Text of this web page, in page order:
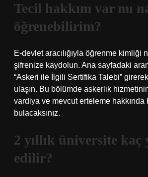
Tecil hakkım var mı
öğrenebilirim?
E-devlet aracılığıyla öğrenme kimliği
şifrenize kaydolun. Ana sayfadaki
“Askeri ile İlgili Sertifika Talebi”
ulaşın. Bu bölümde askerlik
vardiya ve mevcut erteleme hakkında
bulacaksınız.
2 yıllık üniversite kaç
edilir?